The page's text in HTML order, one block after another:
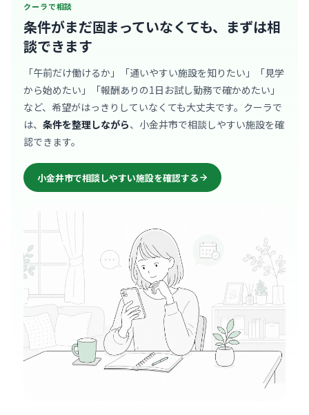
クーラで相談
条件がまだ固まっていなくても、 まずは相
談できます
「午前だけ働けるか」「通いやすい施設を知りたい」「見学
から始めたい」「報酬ありの1日お試し勤務で確かめたい」
など、希望がはっきりしていなくても大丈夫です。クーラで
は、 条件を整理しながら、小金井市で相談しやすい施設を確
認できます。
小金井市で相談しやすい施設を確認する